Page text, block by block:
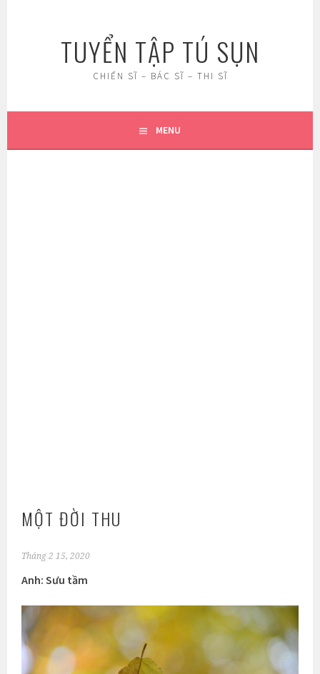
TUYỂN TẬP TÚ SỤN
CHIẾN SĨ – BÁC SĨ – THI SĨ
MENU
MỘT ĐỜI THU
Tháng 2 15, 2020
Anh: Sưu tầm